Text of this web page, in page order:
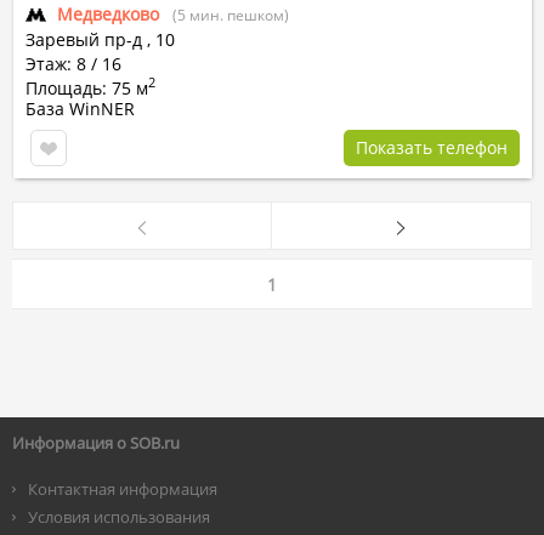
Медведково (5 мин. пешком)
Заревый пр-д , 10
Этаж: 8 / 16
Площадь: 75 м2
База WinNER
Показать телефон
1
Информация о SOB.ru
Контактная информация
Условия использования